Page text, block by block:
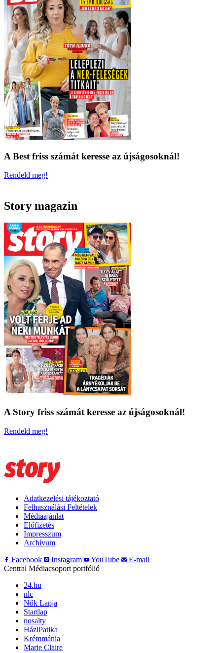
A Best friss számát keresse az újságosoknál!
Rendeld meg!
Story magazin
A Story friss számát keresse az újságosoknál!
Rendeld meg!
Adatkezelési tájékoztató
Felhasználási Feltételek
Médiaajánlat
Előfizetés
Impresszum
Archívum
Facebook
Instagram YouTube
E-mail
Central Médiacsoport portfólió
24.hu
nlc
Nők Lapja
Startlap
nosalty
HáziPatika
Krémmánia
Marie Claire